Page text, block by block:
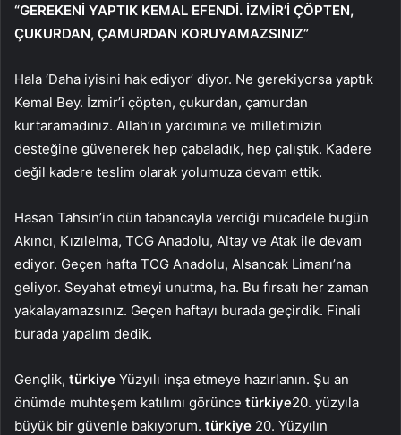
“GEREKENİ YAPTIK KEMAL EFENDİ. İZMİR’İ ÇÖPTEN,
ÇUKURDAN, ÇAMURDAN KORUYAMAZSINIZ”
Hala ‘Daha iyisini hak ediyor’ diyor. Ne gerekiyorsa yaptık
Kemal Bey. İzmir’i çöpten, çukurdan, çamurdan
kurtaramadınız. Allah’ın yardımına ve milletimizin
desteğine güvenerek hep çabaladık, hep çalıştık. Kadere
değil kadere teslim olarak yolumuza devam ettik.
Hasan Tahsin’in dün tabancayla verdiği mücadele bugün
Akıncı, Kızılelma, TCG Anadolu, Altay ve Atak ile devam
ediyor. Geçen hafta TCG Anadolu, Alsancak Limanı’na
geliyor. Seyahat etmeyi unutma, ha. Bu fırsatı her zaman
yakalayamazsınız. Geçen haftayı burada geçirdik. Finali
burada yapalım dedik.
Gençlik, türkiye Yüzyılı inşa etmeye hazırlanın. Şu an
önümde muhteşem katılımı görünce türkiye20. yüzyıla
büyük bir güvenle bakıyorum. türkiye 20. Yüzyılın